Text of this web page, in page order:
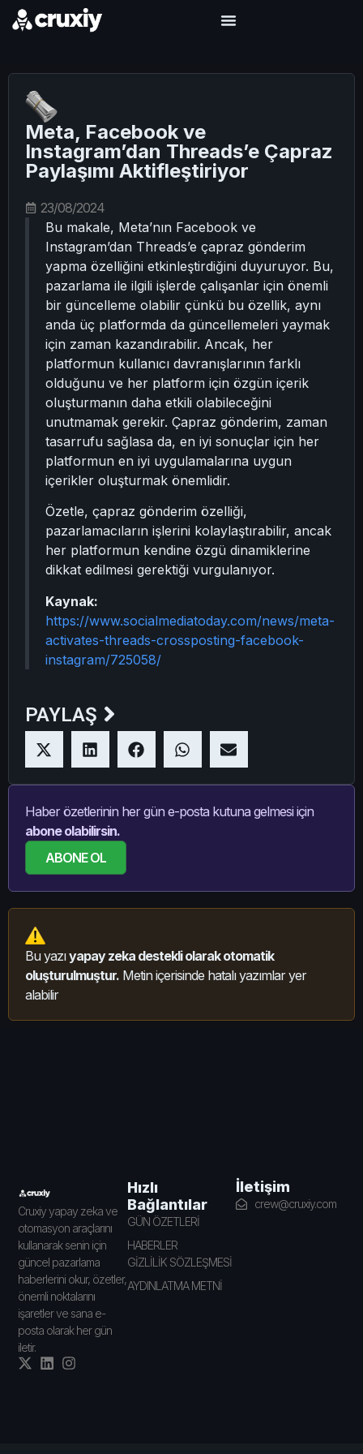
Meta, Facebook ve
Instagram’dan Threads’e Çapraz
Paylaşımı Aktifleştiriyor
23/08/2024
Bu makale, Meta’nın Facebook ve
Instagram’dan Threads’e çapraz gönderim
yapma özelliğini etkinleştirdiğini duyuruyor. Bu,
pazarlama ile ilgili işlerde çalışanlar için önemli
bir güncelleme olabilir çünkü bu özellik, aynı
anda üç platformda da güncellemeleri yaymak
için zaman kazandırabilir. Ancak, her
platformun kullanıcı davranışlarının farklı
olduğunu ve her platform için özgün içerik
oluşturmanın daha etkili olabileceğini
unutmamak gerekir. Çapraz gönderim, zaman
tasarrufu sağlasa da, en iyi sonuçlar için her
platformun en iyi uygulamalarına uygun
içerikler oluşturmak önemlidir.
Özetle, çapraz gönderim özelliği,
pazarlamacıların işlerini kolaylaştırabilir, ancak
her platformun kendine özgü dinamiklerine
dikkat edilmesi gerektiği vurgulanıyor.
Kaynak:
https://www.socialmediatoday.com/news/meta-
activates-threads-crossposting-facebook-
instagram/725058/
PAYLAŞ
Haber özetlerinin her gün e-posta kutuna gelmesi için
abone olabilirsin.
ABONE OL
Bu yazıyapay zeka destekli olarak otomatik
oluşturulmuştur. Metin içerisinde hatalı yazımlar yer
alabilir
Cruxiy yapay zeka ve
otomasyon araçlarını
kullanarak senin için
güncel pazarlama
haberlerini okur, özetler,
önemli noktalarını
işaretler ve sana e-
posta olarak her gün
iletir.
Hızlı
Bağlantılar
GÜN ÖZETLERİ
HABERLER
GİZLİLİK SÖZLEŞMESİ
AYDINLATMA METNİ
İletişim
crew@cruxiy.com